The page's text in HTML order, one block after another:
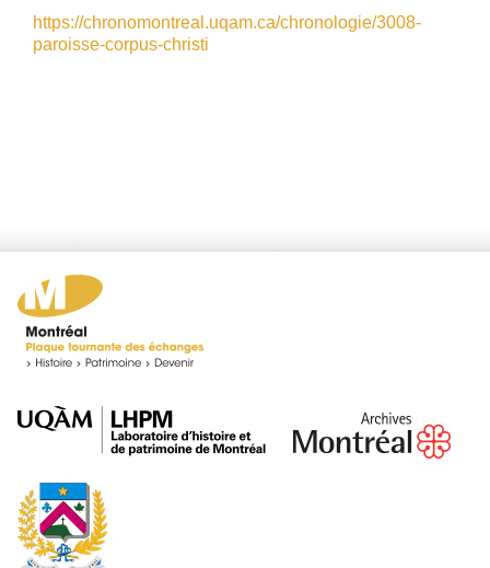
https://chronomontreal.uqam.ca/chronologie/3008-
paroisse-corpus-christi